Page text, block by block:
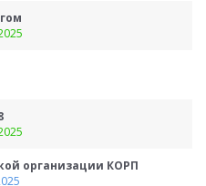
организации КОРП